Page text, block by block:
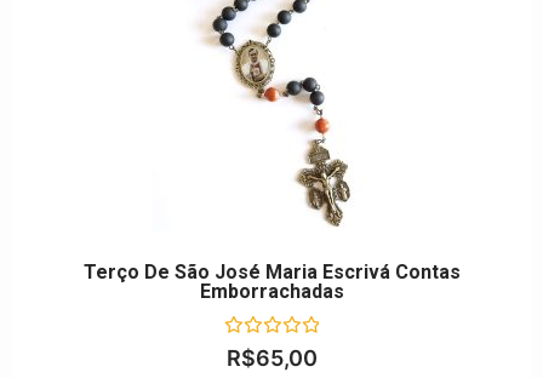
Terço De São José Maria Escrivá Contas
Emborrachadas
Avaliação
0R$65,00